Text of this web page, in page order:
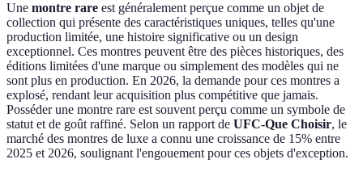
Une montre rare est généralement perçue comme un objet de
collection qui présente des caractéristiques uniques, telles qu'une
production limitée, une histoire significative ou un design
exceptionnel. Ces montres peuvent être des pièces historiques, des
éditions limitées d'une marque ou simplement des modèles qui ne
sont plus en production. En 2026, la demande pour ces montres a
explosé, rendant leur acquisition plus compétitive que jamais.
Posséder une montre rare est souvent perçu comme un symbole de
statut et de goût raffiné. Selon un rapport de UFC-Que Choisir, le
marché des montres de luxe a connu une croissance de 15% entre
2025 et 2026, soulignant l'engouement pour ces objets d'exception.